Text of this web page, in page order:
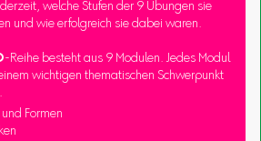
welche Stufen der 9 Übungen sie
und wie erfolgreich sie dabei waren.
-Reihe besteht aus 9 Modulen. Jedes Modul
wichtigen thematischen Schwerpunkt
Formen